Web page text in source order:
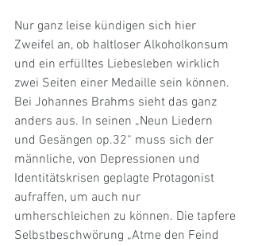
Nur ganz leise kündigen sich hier
Zweifel an, ob haltloser Alkoholkonsum
und ein erfülltes Liebesleben wirklich
zwei Seiten einer Medaille sein können.
Bei Johannes Brahms sieht das ganz
anders aus. In seinen „Neun Liedern
und Gesängen op.32“ muss sich der
männliche, von Depressionen und
Identitätskrisen geplagte Protagonist
aufraffen, um auch nur
umherschleichen zu können. Die tapfere
Selbstbeschwörung „Atme den Feind